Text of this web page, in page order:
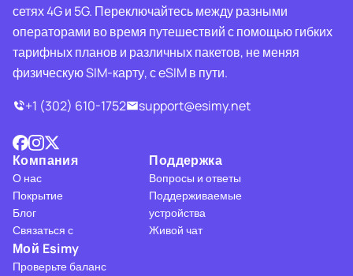
сетях 4G и 5G. Переключайтесь между разными
операторами во время путешествий с помощью гибких
тарифных планов и различных пакетов, не меняя
физическую SIM-карту, с eSIM в пути.
+1 (302) 610-1752
support@esimy.net
Компания
О нас
Покрытие
Блог
Связаться с
Поддержка
Вопросы и ответы
Поддерживаемые
устройства
Живой чат
Мой Esimy
Проверьте баланс